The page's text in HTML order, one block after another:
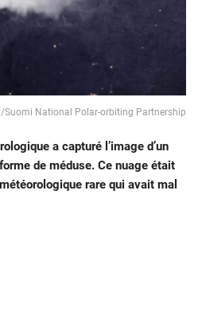
Suomi National Polar-orbiting Partnership
a capturé l’image d’un
de méduse. Ce nuage était
rare qui avait mal